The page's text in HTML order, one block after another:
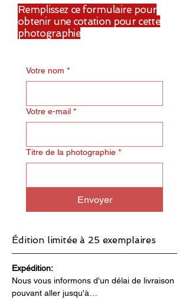
Remplissez ce formulaire pour
obtenir une cotation pour cette
photographie
Votre nom *
Votre e-mail *
Titre de la photographie *
Envoyer
Édition limitée à 25 exemplaires
Expédition:
Nous vous informons d'un délai de livraison
pouvant aller jusqu'à…